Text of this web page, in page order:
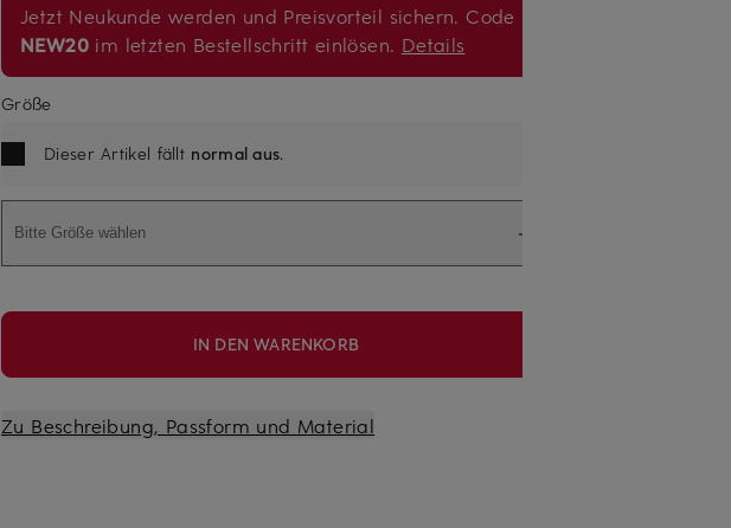
Jetzt Neukunde werden und Preisvorteil sichern. Code
NEW20 im letzten Bestellschritt einlösen. Details
Größe
Dieser Artikel fällt normal aus.
Bitte Größe wählen
IN DEN WARENKORB
Zu Beschreibung, Passform und Material